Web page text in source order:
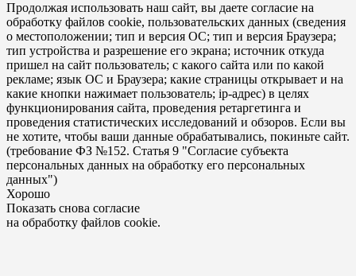
Продолжая использовать наш сайт, вы даете согласие на
обработку файлов cookie, пользовательских данных (сведения
о местоположении; тип и версия ОС; тип и версия Браузера;
тип устройства и разрешение его экрана; источник откуда
пришел на сайт пользователь; с какого сайта или по какой
рекламе; язык ОС и Браузера; какие страницы открывает и на
какие кнопки нажимает пользователь; ip-адрес) в целях
функционирования сайта, проведения ретаргетинга и
проведения статистических исследований и обзоров. Если вы
не хотите, чтобы ваши данные обрабатывались, покиньте сайт.
(требование ФЗ №152. Статья 9 "Согласие субъекта
персональных данных на обработку его персональных
данных")
Хорошо
Показать снова согласие
на обработку файлов cookie.